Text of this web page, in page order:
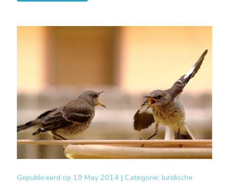
Gepubliceerd op 19 May 2014 | Categorie:Juridische